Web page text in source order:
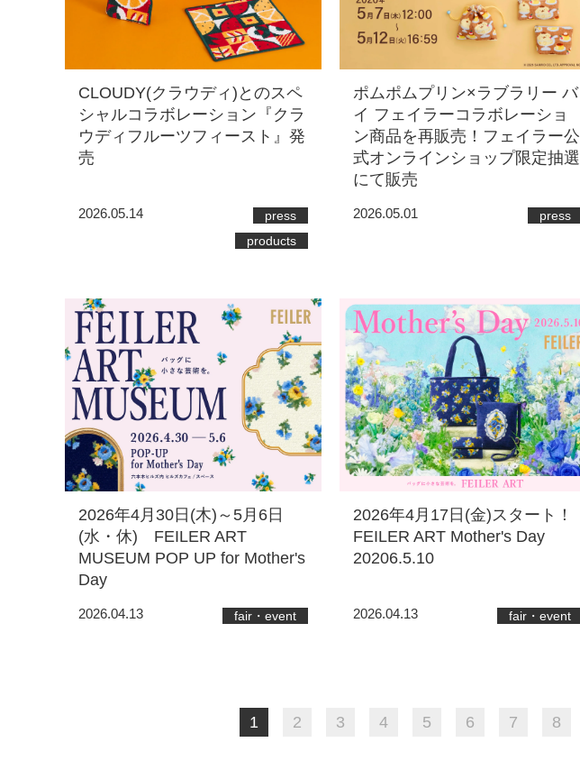
CLOUDY(クラウディ)とのスペ
シャルコラボレーション『クラ
ウディフルーツフィースト』発
売
2026.05.14
press
products
ポムポムプリン×ラブラリー バ
イ フェイラーコラボレーショ
ン商品を再販売！フェイラー公
式オンラインショップ限定抽選
にて販売
2026.05.01 press
2026年4月30日(木)～5月6日
(水・休) FEILER ART
MUSEUM POP UP for Mother's
Day
2026.04.13 fair・event
2026年4月17日(金)スタート！
FEILER ART Mother's Day
20206.5.10
2026.04.13 fair・event
1 2 3 4 5 6 7 8